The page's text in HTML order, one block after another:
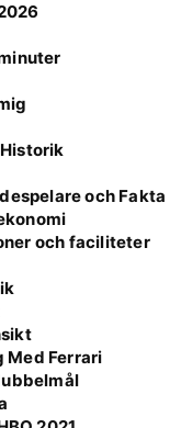
och Fakta
och faciliteter
Med Ferrari